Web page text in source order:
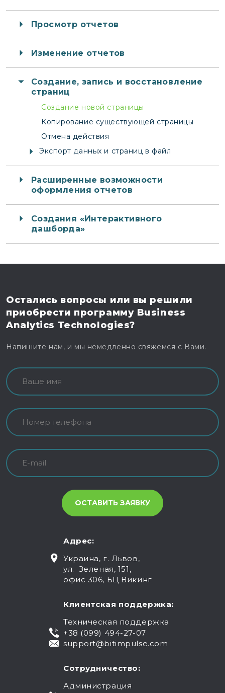
Просмотр отчетов
Изменение отчетов
Создание, запись и восстановление
страниц
Создание новой страницы
Копирование существующей страницы
Отмена действия
Экспорт данных и страниц в файл
Расширенные возможности
оформления отчетов
Создания «Интерактивного
дашборда»
Остались вопросы или вы решили
приобрести программу Business
Analytics Technologies?
Напишите нам, и мы немедленно свяжемся с Вами.
Адрес:
Украина, г. Львов,
ул. Зеленая, 151,
офис 306, БЦ Викинг
Клиентская поддержка:
Техническая поддержка
+38 (099) 494-27-07
support@bitimpulse.com
Сотрудничество:
Администрация